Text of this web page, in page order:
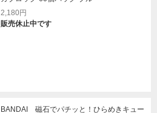
2,180円
販売休止中です
BANDAI 磁石でパチッと！ひらめきキュー